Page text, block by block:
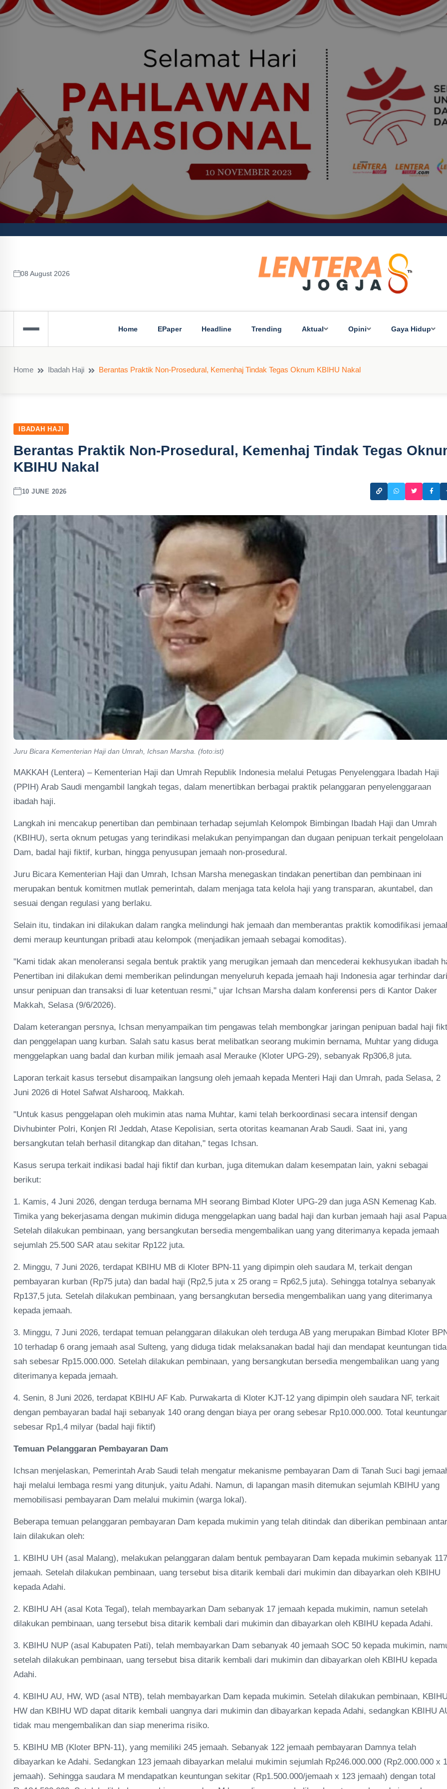
08 August 2026
Home EPaper Headline Trending Aktual Opini Gaya Hidup
Home Ibadah Haji Berantas Praktik Non-Prosedural, Kemenhaj Tindak Tegas Oknum KBIHU Nakal
IBADAH HAJI
Berantas Praktik Non-Prosedural, Kemenhaj Tindak Tegas
KBIHU Nakal
10 JUNE 2026
Juru Bicara Kementerian Haji dan Umrah, Ichsan Marsha. (foto:ist)
MAKKAH (Lentera) – Kementerian Haji dan Umrah Republik Indonesia melalui Petugas Penyelenggara Ibadah Haji
(PPIH) Arab Saudi mengambil langkah tegas, dalam menertibkan berbagai praktik pelanggaran penyelenggaraan
ibadah haji.
Langkah ini mencakup penertiban dan pembinaan terhadap sejumlah Kelompok Bimbingan Ibadah Haji dan Umrah
(KBIHU), serta oknum petugas yang terindikasi melakukan penyimpangan dan dugaan penipuan terkait pengelolaan
Dam, badal haji fiktif, kurban, hingga penyusupan jemaah non-prosedural.
Juru Bicara Kementerian Haji dan Umrah, Ichsan Marsha menegaskan tindakan penertiban dan pembinaan ini
merupakan bentuk komitmen mutlak pemerintah, dalam menjaga tata kelola haji yang transparan, akuntabel, dan
sesuai dengan regulasi yang berlaku.
Selain itu, tindakan ini dilakukan dalam rangka melindungi hak jemaah dan memberantas praktik komodifikasi
demi meraup keuntungan pribadi atau kelompok (menjadikan jemaah sebagai komoditas).
"Kami tidak akan menoleransi segala bentuk praktik yang merugikan jemaah dan mencederai kekhusyukan ibadah
Penertiban ini dilakukan demi memberikan pelindungan menyeluruh kepada jemaah haji Indonesia agar terhindar dari
unsur penipuan dan transaksi di luar ketentuan resmi," ujar Ichsan Marsha dalam konferensi pers di Kantor Daker
Makkah, Selasa (9/6/2026).
Dalam keterangan persnya, Ichsan menyampaikan tim pengawas telah membongkar jaringan penipuan badal haji
dan penggelapan uang kurban. Salah satu kasus berat melibatkan seorang mukimin bernama, Muhtar yang diduga
menggelapkan uang badal dan kurban milik jemaah asal Merauke (Kloter UPG-29), sebanyak Rp306,8 juta.
Laporan terkait kasus tersebut disampaikan langsung oleh jemaah kepada Menteri Haji dan Umrah, pada Selasa, 2
Juni 2026 di Hotel Safwat Alsharooq, Makkah.
"Untuk kasus penggelapan oleh mukimin atas nama Muhtar, kami telah berkoordinasi secara intensif dengan
Divhubinter Polri, Konjen RI Jeddah, Atase Kepolisian, serta otoritas keamanan Arab Saudi. Saat ini, yang
bersangkutan telah berhasil ditangkap dan ditahan," tegas Ichsan.
Kasus serupa terkait indikasi badal haji fiktif dan kurban, juga ditemukan dalam kesempatan lain, yakni sebagai
berikut:
1. Kamis, 4 Juni 2026, dengan terduga bernama MH seorang Bimbad Kloter UPG-29 dan juga ASN Kemenag Kab.
Timika yang bekerjasama dengan mukimin diduga menggelapkan uang badal haji dan kurban jemaah haji asal
Setelah dilakukan pembinaan, yang bersangkutan bersedia mengembalikan uang yang diterimanya kepada jemaah
sejumlah 25.500 SAR atau sekitar Rp122 juta.
2. Minggu, 7 Juni 2026, terdapat KBIHU MB di Kloter BPN-11 yang dipimpin oleh saudara M, terkait dengan
pembayaran kurban (Rp75 juta) dan badal haji (Rp2,5 juta x 25 orang = Rp62,5 juta). Sehingga totalnya sebanyak
Rp137,5 juta. Setelah dilakukan pembinaan, yang bersangkutan bersedia mengembalikan uang yang diterimanya
kepada jemaah.
3. Minggu, 7 Juni 2026, terdapat temuan pelanggaran dilakukan oleh terduga AB yang merupakan Bimbad Kloter
10 terhadap 6 orang jemaah asal Sulteng, yang diduga tidak melaksanakan badal haji dan mendapat keuntungan
sah sebesar Rp15.000.000. Setelah dilakukan pembinaan, yang bersangkutan bersedia mengembalikan uang yang
diterimanya kepada jemaah.
4. Senin, 8 Juni 2026, terdapat KBIHU AF Kab. Purwakarta di Kloter KJT-12 yang dipimpin oleh saudara NF, terkait
dengan pembayaran badal haji sebanyak 140 orang dengan biaya per orang sebesar Rp10.000.000. Total
sebesar Rp1,4 milyar (badal haji fiktif)
Temuan Pelanggaran Pembayaran Dam
Ichsan menjelaskan, Pemerintah Arab Saudi telah mengatur mekanisme pembayaran Dam di Tanah Suci bagi
haji melalui lembaga resmi yang ditunjuk, yaitu Adahi. Namun, di lapangan masih ditemukan sejumlah KBIHU yang
memobilisasi pembayaran Dam melalui mukimin (warga lokal).
Beberapa temuan pelanggaran pembayaran Dam kepada mukimin yang telah ditindak dan diberikan pembinaan
lain dilakukan oleh:
1. KBIHU UH (asal Malang), melakukan pelanggaran dalam bentuk pembayaran Dam kepada mukimin sebanyak 117
jemaah. Setelah dilakukan pembinaan, uang tersebut bisa ditarik kembali dari mukimin dan dibayarkan oleh KBIHU
kepada Adahi.
2. KBIHU AH (asal Kota Tegal), telah membayarkan Dam sebanyak 17 jemaah kepada mukimin, namun setelah
dilakukan pembinaan, uang tersebut bisa ditarik kembali dari mukimin dan dibayarkan oleh KBIHU kepada Adahi.
3. KBIHU NUP (asal Kabupaten Pati), telah membayarkan Dam sebanyak 40 jemaah SOC 50 kepada mukimin,
setelah dilakukan pembinaan, uang tersebut bisa ditarik kembali dari mukimin dan dibayarkan oleh KBIHU kepada
Adahi.
4. KBIHU AU, HW, WD (asal NTB), telah membayarkan Dam kepada mukimin. Setelah dilakukan pembinaan,
HW dan KBIHU WD dapat ditarik kembali uangnya dari mukimin dan dibayarkan kepada Adahi, sedangkan KBIHU
tidak mau mengembalikan dan siap menerima risiko.
5. KBIHU MB (Kloter BPN-11), yang memiliki 245 jemaah. Sebanyak 122 jemaah pembayaran Damnya telah
dibayarkan ke Adahi. Sedangkan 123 jemaah dibayarkan melalui mukimin sejumlah Rp246.000.000 (Rp2.000.000 x
jemaah). Sehingga saudara M mendapatkan keuntungan sekitar (Rp1.500.000/jemaah x 123 jemaah) dengan total